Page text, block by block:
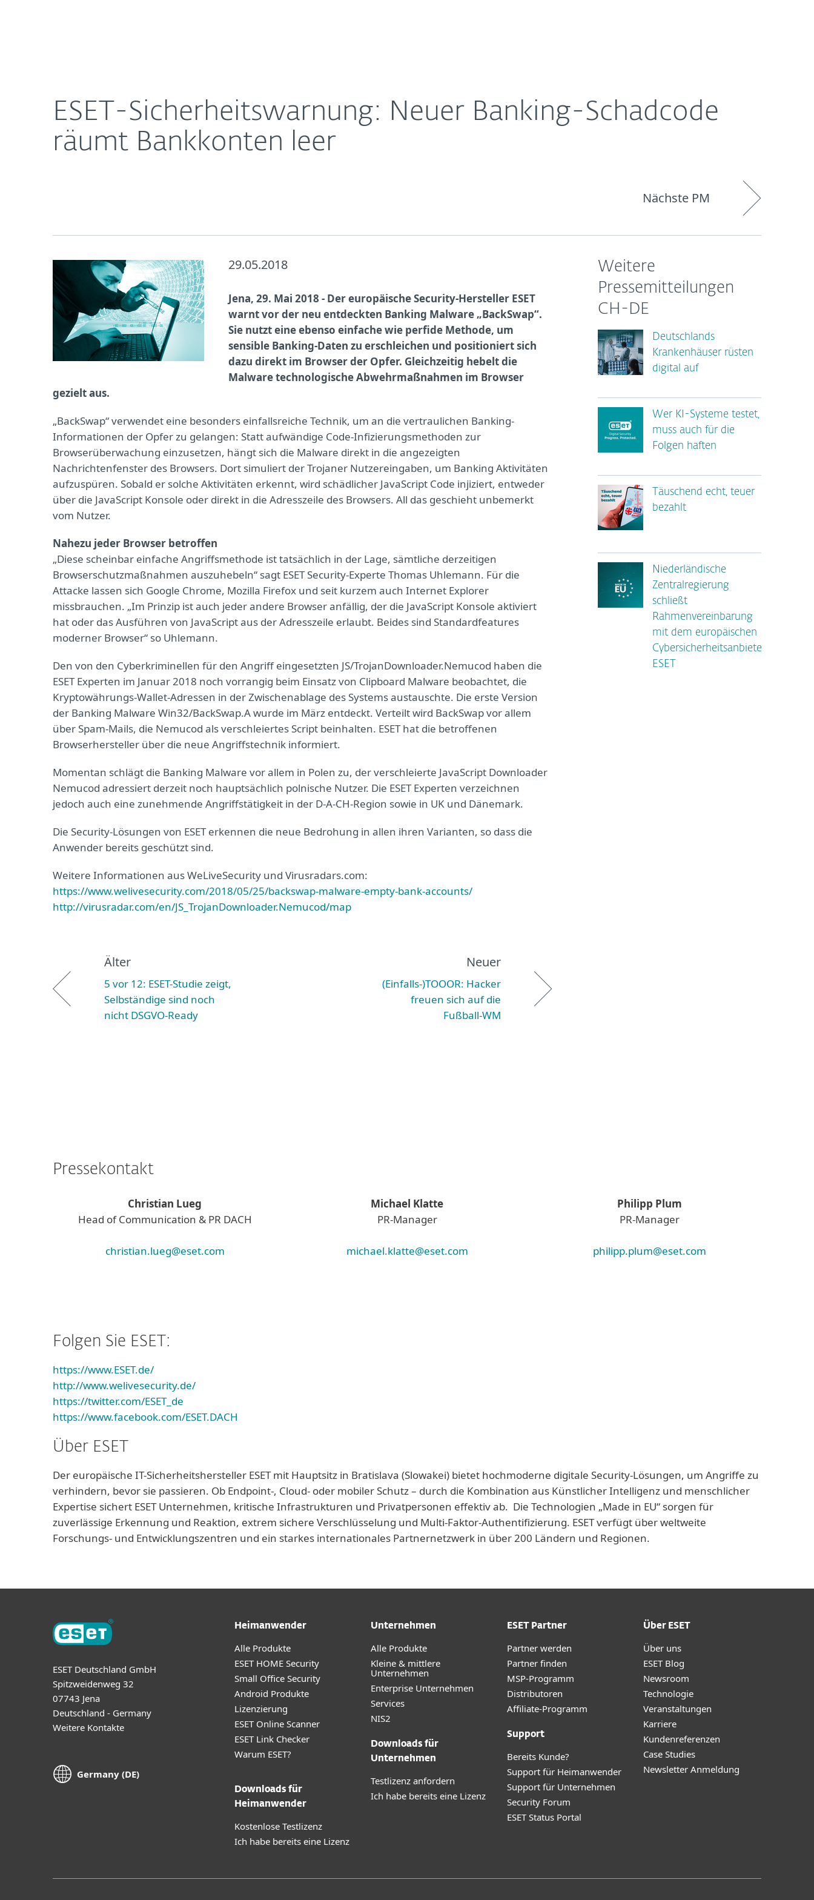
ESET-Sicherheitswarnung: Neuer Banking-Schadcode
räumt Bankkonten leer
Nächste PM
29.05.2018
Jena, 29. Mai 2018 - Der europäische Security-Hersteller ESET
warnt vor der neu entdeckten Banking Malware „BackSwap“.
Sie nutzt eine ebenso einfache wie perfide Methode, um
sensible Banking-Daten zu erschleichen und positioniert sich
dazu direkt im Browser der Opfer. Gleichzeitig hebelt die
Malware technologische Abwehrmaßnahmen im Browser
gezielt aus.
„BackSwap“ verwendet eine besonders einfallsreiche Technik, um an die vertraulichen Banking-
Informationen der Opfer zu gelangen: Statt aufwändige Code-Infizierungsmethoden zur
Browserüberwachung einzusetzen, hängt sich die Malware direkt in die angezeigten
Nachrichtenfenster des Browsers. Dort simuliert der Trojaner Nutzereingaben, um Banking Aktivitäten
aufzuspüren. Sobald er solche Aktivitäten erkennt, wird schädlicher JavaScript Code injiziert, entweder
über die JavaScript Konsole oder direkt in die Adresszeile des Browsers. All das geschieht unbemerkt
vom Nutzer.
Nahezu jeder Browser betroffen
„Diese scheinbar einfache Angriffsmethode ist tatsächlich in der Lage, sämtliche derzeitigen
Browserschutzmaßnahmen auszuhebeln“ sagt ESET Security-Experte Thomas Uhlemann. Für die
Attacke lassen sich Google Chrome, Mozilla Firefox und seit kurzem auch Internet Explorer
missbrauchen. „Im Prinzip ist auch jeder andere Browser anfällig, der die JavaScript Konsole aktiviert
hat oder das Ausführen von JavaScript aus der Adresszeile erlaubt. Beides sind Standardfeatures
moderner Browser“ so Uhlemann.
Den von den Cyberkriminellen für den Angriff eingesetzten JS/TrojanDownloader.Nemucod haben die
ESET Experten im Januar 2018 noch vorrangig beim Einsatz von Clipboard Malware beobachtet, die
Kryptowährungs-Wallet-Adressen in der Zwischenablage des Systems austauschte. Die erste Version
der Banking Malware Win32/BackSwap.A wurde im März entdeckt. Verteilt wird BackSwap vor allem
über Spam-Mails, die Nemucod als verschleiertes Script beinhalten. ESET hat die betroffenen
Browserhersteller über die neue Angriffstechnik informiert.
Momentan schlägt die Banking Malware vor allem in Polen zu, der verschleierte JavaScript Downloader
Nemucod adressiert derzeit noch hauptsächlich polnische Nutzer. Die ESET Experten verzeichnen
jedoch auch eine zunehmende Angriffstätigkeit in der D-A-CH-Region sowie in UK und Dänemark.
Die Security-Lösungen von ESET erkennen die neue Bedrohung in allen ihren Varianten, so dass die
Anwender bereits geschützt sind.
Weitere Informationen aus WeLiveSecurity und Virusradars.com:
https://www.welivesecurity.com/2018/05/25/backswap-malware-empty-bank-accounts/
http://virusradar.com/en/JS_TrojanDownloader.Nemucod/map
Älter
5 vor 12: ESET-Studie zeigt,
Selbständige sind noch
nicht DSGVO-Ready
Neuer
(Einfalls-)TOOOR: Hacker
freuen sich auf die
Fußball-WM
Weitere
Pressemitteilungen
CH-DE
Deutschlands
Krankenhäuser rüsten
digital auf
Wer KI-Systeme testet,
muss auch für die
Folgen haften
Täuschend echt, teuer
bezahlt
Niederländische
Zentralregierung
schließt
Rahmenvereinbarung
mit dem europäischen
Cybersicherheitsanbieter
ESET
Pressekontakt
Christian Lueg
Head of Communication & PR DACH
christian.lueg@eset.com
Michael Klatte
PR-Manager
michael.klatte@eset.com
Philipp Plum
PR-Manager
philipp.plum@eset.com
Folgen Sie ESET:
https://www.ESET.de/
http://www.welivesecurity.de/
https://twitter.com/ESET_de
https://www.facebook.com/ESET.DACH
Über ESET
Der europäische IT-Sicherheitshersteller ESET mit Hauptsitz in Bratislava (Slowakei) bietet hochmoderne digitale Security-Lösungen, um Angriffe zu
verhindern, bevor sie passieren. Ob Endpoint-, Cloud- oder mobiler Schutz – durch die Kombination aus Künstlicher Intelligenz und menschlicher
Expertise sichert ESET Unternehmen, kritische Infrastrukturen und Privatpersonen effektiv ab. Die Technologien „Made in EU“ sorgen für
zuverlässige Erkennung und Reaktion, extrem sichere Verschlüsselung und Multi-Faktor-Authentifizierung. ESET verfügt über weltweite
Forschungs- und Entwicklungszentren und ein starkes internationales Partnernetzwerk in über 200 Ländern und Regionen.
ESET Deutschland GmbH
Spitzweidenweg 32
07743 Jena
Deutschland - Germany
Weitere Kontakte
Germany (DE)
Heimanwender
Alle Produkte
ESET HOME Security
Small Office Security
Android Produkte
Lizenzierung
ESET Online Scanner
ESET Link Checker
Warum ESET?
Downloads für
Heimanwender
Kostenlose Testlizenz
Ich habe bereits eine Lizenz
Unternehmen
Alle Produkte
Kleine & mittlere
Unternehmen
Enterprise Unternehmen
Services
NIS2
Downloads für
Unternehmen
Testlizenz anfordern
Ich habe bereits eine Lizenz
ESET Partner
Partner werden
Partner finden
MSP-Programm
Distributoren
Affiliate-Programm
Support
Bereits Kunde?
Support für Heimanwender
Support für Unternehmen
Security Forum
ESET Status Portal
Über ESET
Über uns
ESET Blog
Newsroom
Technologie
Veranstaltungen
Karriere
Kundenreferenzen
Case Studies
Newsletter Anmeldung